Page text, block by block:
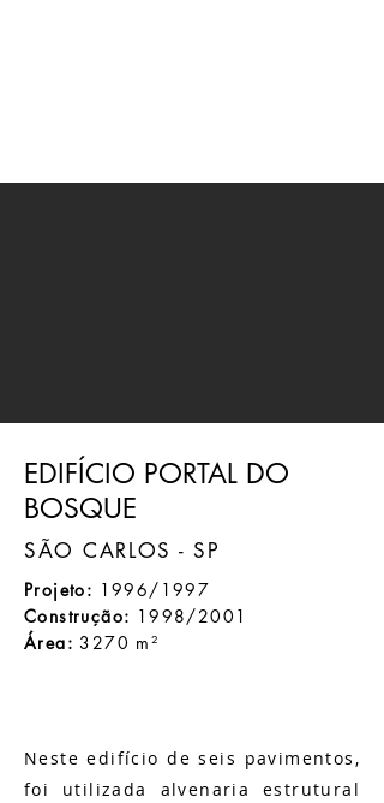
Neste edifício de seis pavimentos,
foi utilizada alvenaria estrutural
SÃO CARLOS - SP
EDIFÍCIO PORTAL DO
BOSQUE
Projeto: 1996/1997
Construção: 1998/2001
Área: 3270 m²